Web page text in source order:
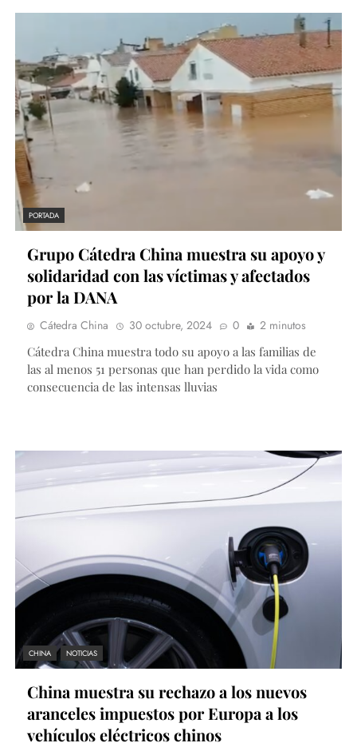
PORTADA
Grupo Cátedra China muestra su apoyo y
solidaridad con las víctimas y afectados
por la DANA
Cátedra China 30 octubre, 2024 0
2 minutos
Cátedra China muestra todo su apoyo a las familias de
las al menos 51 personas que han perdido la vida como
consecuencia de las intensas lluvias
CHINA NOTICIAS
China muestra su rechazo a los nuevos
aranceles impuestos por Europa a los
vehículos eléctricos chinos